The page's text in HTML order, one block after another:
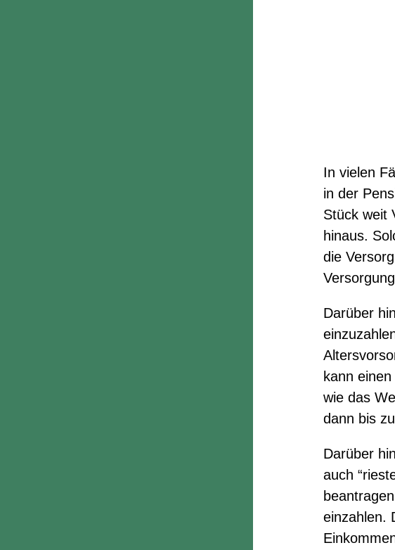
In vielen
in der
Stück weit
hinaus.
die
Darüber
kann
wie das
dann bis
Darüber
auch
einzahlen.